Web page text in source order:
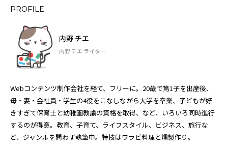
PROFILE
内野 チエ
内野 チエ ライター
Webコンテンツ制作会社を経て、フリーに。20歳で第1子を出産後、
母・妻・会社員・学生の4役をこなしながら大学を卒業、子どもが好
きすぎて保育士と幼稚園教諭の資格を取得、など、いろいろ同時進行
するのが得意。教育、子育て、ライフスタイル、ビジネス、旅行な
ど、ジャンルを問わず執筆中。特技はワラビ料理と燻製作り。